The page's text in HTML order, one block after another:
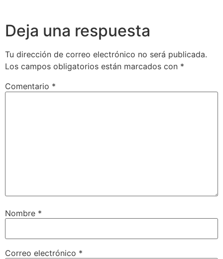
Deja una respuesta
Tu dirección de correo electrónico no será publicada.
Los campos obligatorios están marcados con *
Comentario *
Nombre *
Correo electrónico *